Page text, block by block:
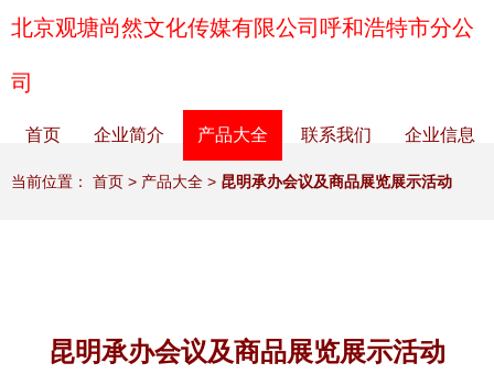
北京观塘尚然文化传媒有限公司呼和浩特市分公
司
首页 企业简介 产品大全 联系我们 企业信息
当前位置： 首页 > 产品大全 > 昆明承办会议及商品展览展示活动
昆明承办会议及商品展览展示活动